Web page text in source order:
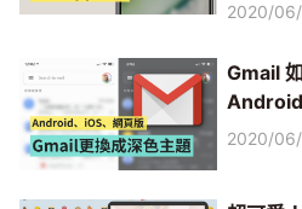
2020/
Gmail
Android
2020/